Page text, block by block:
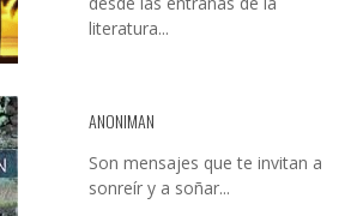
literatura...
ANONIMAN
Son mensajes que te invitan a
sonreír y a soñar...